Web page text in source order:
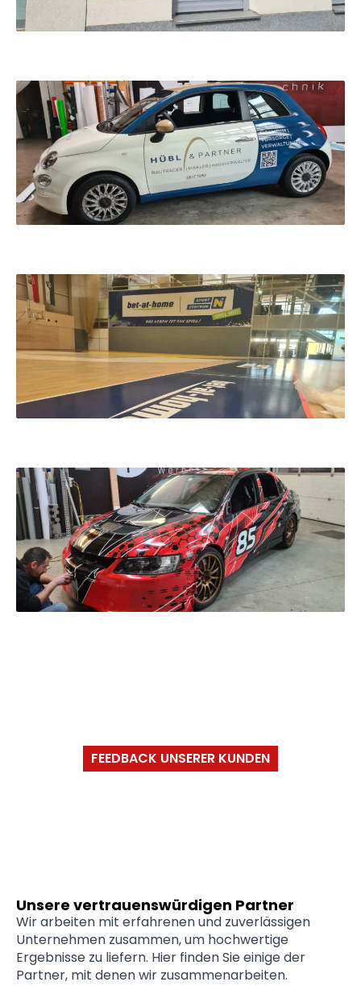
FEEDBACK UNSERER KUNDEN
Unsere vertrauenswürdigen Partner
Wir arbeiten mit erfahrenen und zuverlässigen
Unternehmen zusammen, um hochwertige
Ergebnisse zu liefern. Hier finden Sie einige der
Partner, mit denen wir zusammenarbeiten.